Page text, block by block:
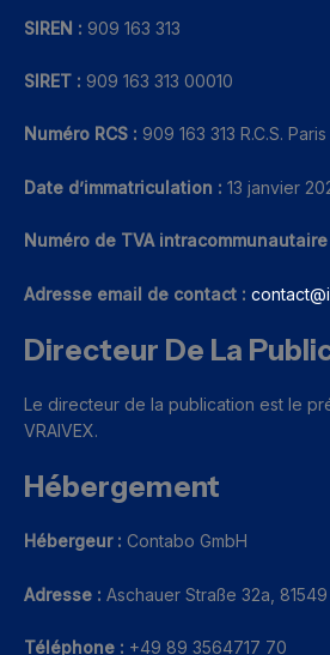
SIREN : 909 163 313
SIRET : 909 163 313 00010
Numéro RCS : 909 163 313 R.C.S. Paris
Date d’immatriculation : 13 janvier
Numéro de TVA intracommunautaire
Adresse email de contact :
Directeur De La
Le directeur de la publication est le
VRAIVEX.
Hébergement
Hébergeur : Contabo GmbH
Adresse : Aschauer Straße 32a,
Téléphone : +49 89 3564717 70